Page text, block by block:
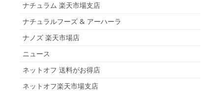
ナチュラム 楽天市場支店
ナチュラルフーズ & アーハーラ
ナノズ 楽天市場店
ニュース
ネットオフ 送料がお得店
ネットオフ楽天市場支店